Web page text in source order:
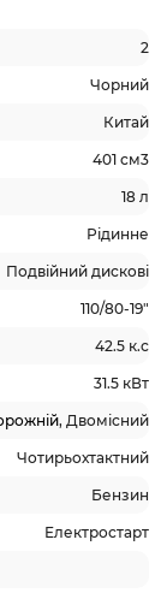
2
Чорний
Китай
401 см3
18 л
Рідинне
Подвійний дискові
110/80-19"
42.5 к.с
31.5 кВт
, Двомісний
Чотирьохтактний
Бензин
Електростарт